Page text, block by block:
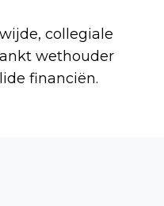
collegiale
wethouder
financiën.
EN